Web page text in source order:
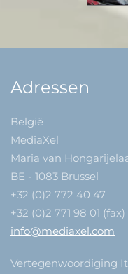
Adressen
België
MediaXel
Maria van
BE - 1083 Brussel
+32 (0)2 772 40 47
+32 (0)2 771 98 01 (fax)
info@mediaxel.com
Vertegenwoordiging